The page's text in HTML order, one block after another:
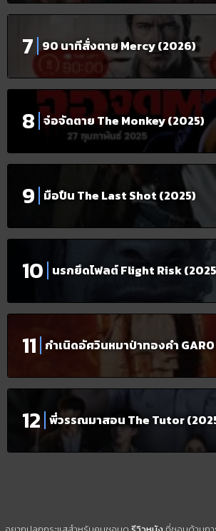
90 นาทีสั่งตาย Mercy (2026)
จ๋อจัดตาย The Monkey (2025)
มือปืน The Last Shot (2025)
นรกยึดไฟลต์ Flight Risk
กำเนิดอัศวินหมาป่าทองคำ
พี่วรรณมาสอน The Tutor